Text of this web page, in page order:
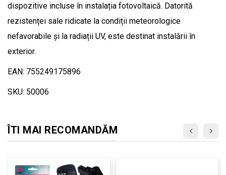
dispozitive incluse în instalația fotovoltaică. Datorită
rezistenței sale ridicate la condiții meteorologice
nefavorabile și la radiații UV, este destinat instalării în
exterior.
EAN: 755249175896
SKU: 50006
ÎTI MAI RECOMANDĂM